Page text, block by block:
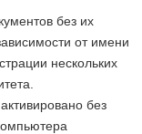
без их
от имени
нескольких
без